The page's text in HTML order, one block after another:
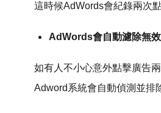
這時候AdWords會紀錄兩次
AdWords會自動濾除無
如有人不小心意外點擊廣告
Adword系統會自動偵測並排